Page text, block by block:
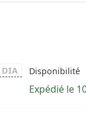
DIA Disponibilité
Expédié le